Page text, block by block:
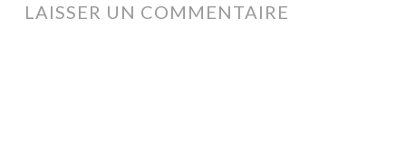
ARTICLES
LAISSER UN COMMENTAIRE